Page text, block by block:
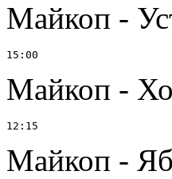
Майкоп -
Майкоп -
Майкоп -